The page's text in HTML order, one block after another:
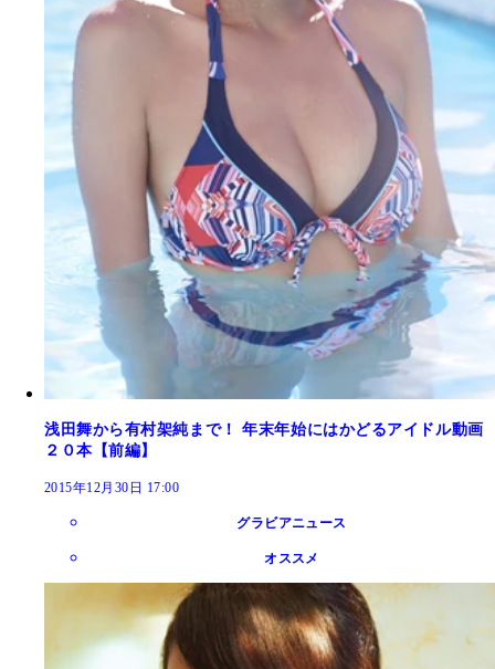
浅田舞から有村架純まで！ 年末年始にはかどるアイドル動画
２０本【前編】
2015年12月30日 17:00
グラビアニュース
オススメ